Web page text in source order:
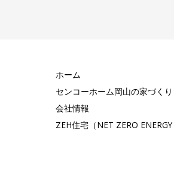
ホーム
センコーホーム岡山の家づくり
会社情報
ZEH住宅（NET ZERO ENERGY